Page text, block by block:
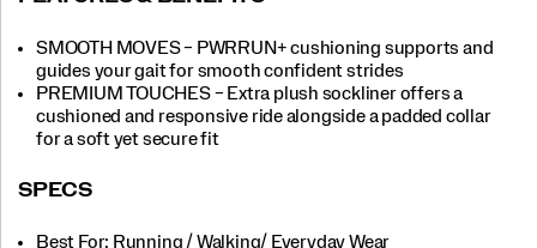
SMOOTH MOVES – PWRRUN+ cushioning supports and
guides your gait for smooth confident strides
PREMIUM TOUCHES – Extra plush sockliner offers a
cushioned and responsive ride alongside a padded collar
for a soft yet secure fit
SPECS
Best For: Running / Walking/ Everyday Wear